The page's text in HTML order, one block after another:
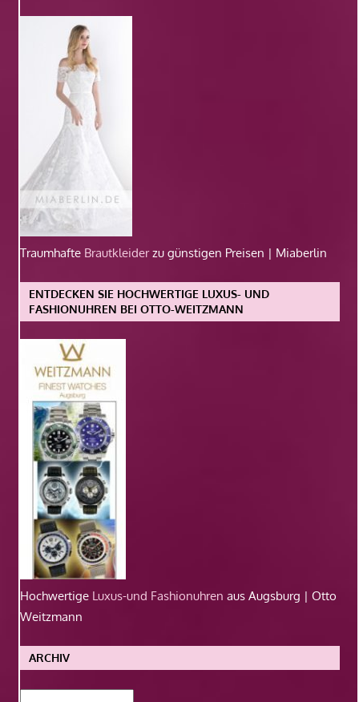
Traumhafte Brautkleiderzu günstigen Preisen | Miaberlin
ENTDECKEN SIE HOCHWERTIGE LUXUS- UND
FASHIONUHREN BEI OTTO-WEITZMANN
Hochwertige Luxus-und Fashionuhren aus Augsburg | Otto
Weitzmann
ARCHIV